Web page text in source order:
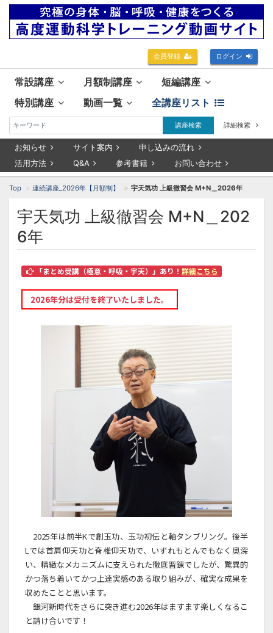
会員登録 ログイン
常設講座 月額制講座
短編講座
特別講座
動画一覧 全講座リスト
講座検索 詳細検索
お知らせ サイト案内
申し込みの流れ
活用方法
Q&A 参考書籍 お問い合わせ
Top 連続講座_2026年【月額制】 宇天気功 上級徹習会 M+N＿2026年
宇天気功 上級徹習会 M+N＿202
6年
「まとめ受講（極意・呼吸・宇天）」あり！ 詳細こちら
2026年分は受付を終了いたしました。
2025年は前半Kで創玉功、玉功初伝と軸タンブリング。後半
Lでは首肩仰天功と脊椎仰天功で、いずれもとんでもなく奥深
い、精緻なメカニズムに支えられた徹底習錬でしたが、驚異的
かつ落ち着いてかつ上達実感のある取り組みが、確実な成果を
収めたことと思います。
銀河新時代をさらに突き進む2026年はますます楽しくなるこ
と請け合いです！